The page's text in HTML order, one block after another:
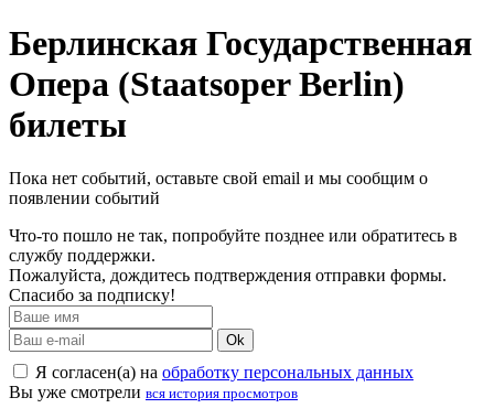
Берлинская Государственная
Опера (Staatsoper Berlin)
билеты
Пока нет событий, оставьте свой email и мы сообщим о
появлении событий
Что-то пошло не так, попробуйте позднее или обратитесь в
службу поддержки.
Пожалуйста, дождитесь подтверждения отправки формы.
Спасибо за подписку!
Ok
Я согласен(а) на обработку персональных данных
Вы уже смотрели вся история просмотров